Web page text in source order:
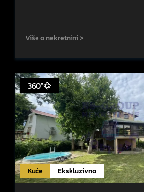
Više o nekretnini >
Kuće Ekskluzivno
360°